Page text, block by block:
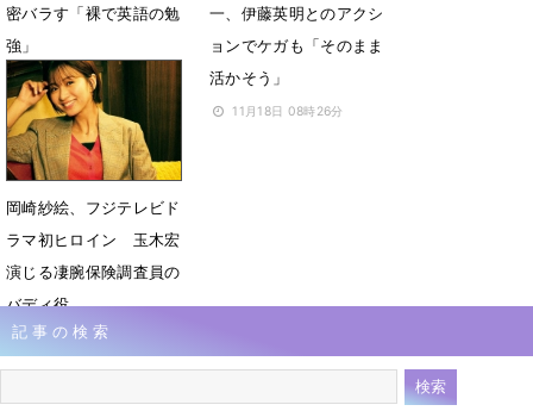
密バラす「裸で英語の勉
強」
11月18日 08時54分
一、伊藤英明とのアクシ
ョンでケガも「そのまま
活かそう」
11月18日 08時26分
岡崎紗絵、フジテレビド
ラマ初ヒロイン 玉木宏
演じる凄腕保険調査員の
バディ役
11月18日 07時00分
記事の検索